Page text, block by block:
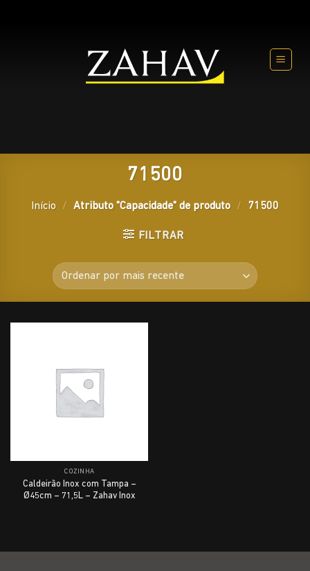
71500
Início / Atributo "Capacidade" de produto / 71500
FILTRAR
COZINHA
Caldeirão Inox com Tampa –
Ø45cm – 71,5L – Zahav Inox